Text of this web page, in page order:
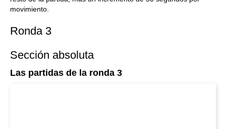
movimiento.
Ronda 3
Sección absoluta
Las partidas de la ronda 3